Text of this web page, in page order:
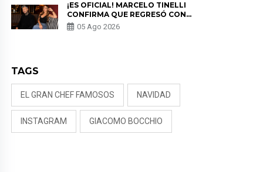
¡ES OFICIAL! MARCELO TINELLI
CONFIRMA QUE REGRESÓ CON
MILETT FIGUEROA: “EL AMOR
PUDO MÁS”
05 Ago 2026
TAGS
EL GRAN CHEF FAMOSOS NAVIDAD
INSTAGRAM GIACOMO BOCCHIO